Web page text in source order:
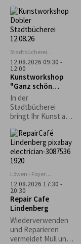
Weiler im Allgäu
Stadtbücherei
Lindenberg
12.08.2026 09:30 -
12:00
Kunstworkshop
"Ganz schön
punktig-Yayoi
Kusama"
In der
Stadtbücherei
bringt Ihr Kunst auf
dem Motto „Ganz
schön punktig!“
bietet der
Workshop mit Gisela
Dobler die
Möglichkeit, in das
Leben und fröhlich-
bunte Werk der
japanischen
Künstlerin Yayoi
Kusama
einzutauchen. Mit
Löwen - Foyer
Lindenberg
12.08.2026 17:30 -
20:30
Repair Cafe
Lindenberg
Wiederverwenden
und Reparieren
vermeidet Müll und